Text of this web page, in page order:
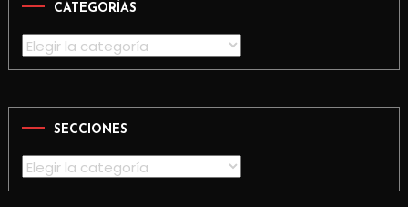
CATEGORÍAS
Categorías
SECCIONES
Secciones